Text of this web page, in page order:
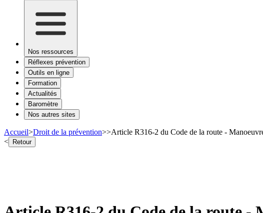
Nos ressources
Réflexes prévention
Outils en ligne
Formation
Actualités
Baromètre
Nos autres sites
Accueil>Droit de la prévention>>Article R316-2 du Code de la route -
< Retour